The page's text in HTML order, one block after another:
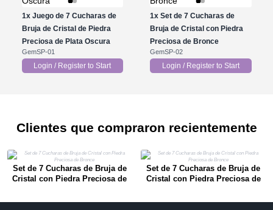
1xJuego de 7 Cucharas de
Bruja de Cristal de Piedra
Preciosa de Plata Oscura
GemSP-01
Login / Register to Start
1x Set de 7 Cucharas de
Bruja de Cristal con Piedra
Preciosa de Bronce
GemSP-02
Login / Register to Start
Clientes que compraron recientemente
Set de 7 Cucharas de Bruja de
Cristal con Piedra Preciosa de
Set de 7 Cucharas de Bruja de
Cristal con Piedra Preciosa de